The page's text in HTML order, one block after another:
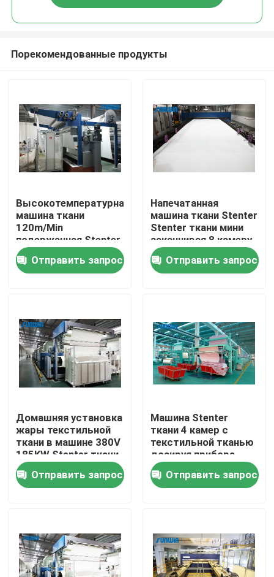
Дома
О Компании
Продукция
машина stenter ткани
Машина Stenter горячего воздуха
Машина Stenter ткани
Машина установки жары ткани
Доводочный станок ткани
Порекомендованные продукты
Высокотемпературная
машина ткани
120m/Min
подержанная Stenter
для тканей ватки
Отправить запрос
Напечатанная
машина ткани Stenter
Stenter ткани мини
заканчивая 8 камеру
2200mm
Отправить запрос
Домашняя установка
жары текстильной
ткани в машине 380V
185KW Stenter ткани
Отправить запрос
Машина Stenter
ткани 4 камер с
текстильной тканью
дозируя прибора
крена домашней
Отправить запрос